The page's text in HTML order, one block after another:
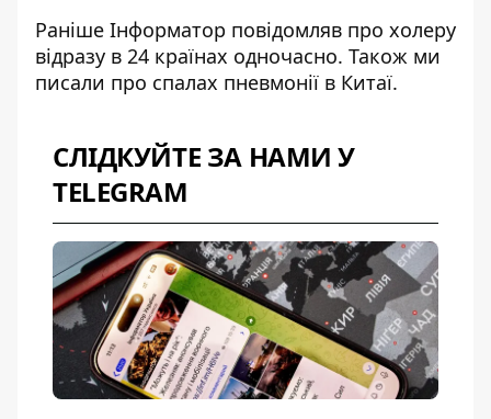
Раніше Інформатор повідомляв про холеру
відразу в 24 країнах одночасно. Також ми
писали про спалах пневмонії в Китаї.
СЛІДКУЙТЕ ЗА НАМИ У
TELEGRAM